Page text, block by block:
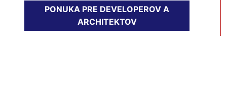
PONUKA PRE DEVELOPEROV A
ARCHITEKTOV